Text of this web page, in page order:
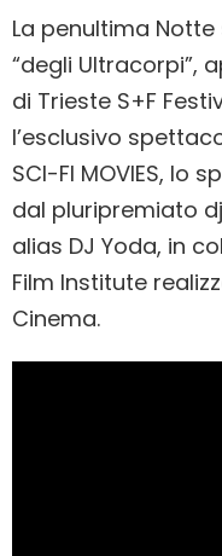
La penultima
“degli Ultracorpi”,
di Trieste S+F
l’esclusivo
SCI-FI MOVIES,
dal pluripremiato
alias DJ Yoda, in
Film Institute
Cinema.